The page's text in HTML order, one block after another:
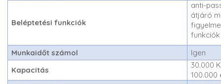
Beléptetési funkciók
anti-
átjáró
Munkaidőt számol
Igen
Kapacitás
30.000
100.000